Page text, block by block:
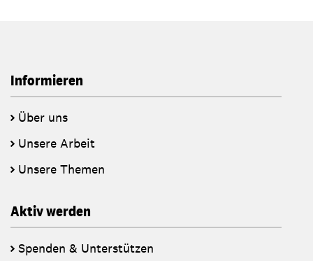
Informieren
Über uns
Unsere Arbeit
Unsere Themen
Aktiv werden
Spenden & Unterstützen